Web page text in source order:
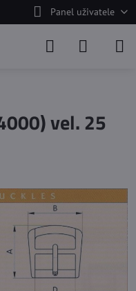
Panel uživatele
vel. 25